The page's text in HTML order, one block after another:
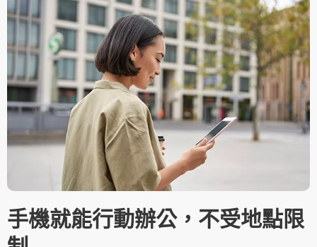
手機就能行動辦公，不受地點限